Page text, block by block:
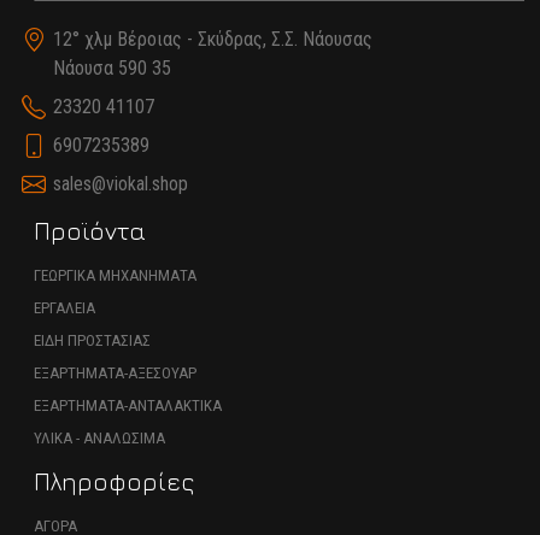
12° χλμ Βέροιας - Σκύδρας, Σ.Σ. Νάουσας
Νάουσα 590 35
23320 41107
6907235389
sales@viokal.shop
Προϊόντα
ΓΕΩΡΓΙΚΑ ΜΗΧΑΝΗΜΑΤΑ
ΕΡΓΑΛΕΙΑ
ΕΙΔΗ ΠΡΟΣΤΑΣΙΑΣ
ΕΞΑΡΤΗΜΑΤΑ-ΑΞΕΣΟΥΑΡ
ΕΞΑΡΤΗΜΑΤΑ-ΑΝΤΑΛΑΚΤΙΚΑ
ΥΛΙΚΑ - ΑΝΑΛΩΣΙΜΑ
Πληροφορίες
ΑΓΟΡΑ